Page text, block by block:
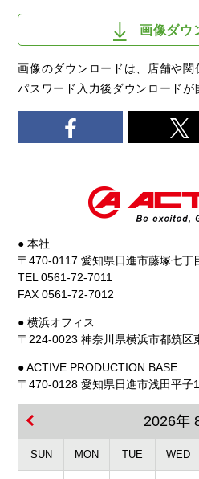
画像ダウ
画像のダウンロードは、店舗や関
パスワード入力後ダウンロードが
● 本社
〒470-0117 愛知県日進市藤塚七丁
TEL 0561-72-7011
FAX 0561-72-7012
● 横浜オフィス
〒224-0023 神奈川県横浜市都筑区
● ACTIVE PRODUCTION BASE
〒470-0128 愛知県日進市浅田平子
2026年
SUN MON TUE WED